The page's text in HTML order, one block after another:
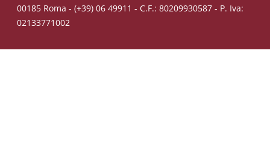
00185 Roma - (+39) 06 49911 - C.F.: 80209930587 - P. Iva:
02133771002